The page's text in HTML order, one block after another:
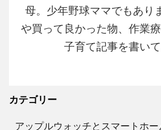
母。少年野球ママでもあり
や買って良かった物、作業
子育て記事を書いて
カテゴリー
アップルウォッチとスマートホ